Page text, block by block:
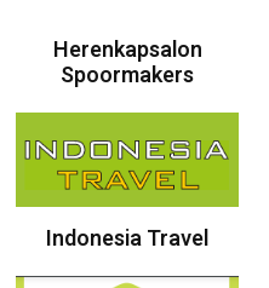
Herenkapsalon
Spoormakers
Indonesia Travel